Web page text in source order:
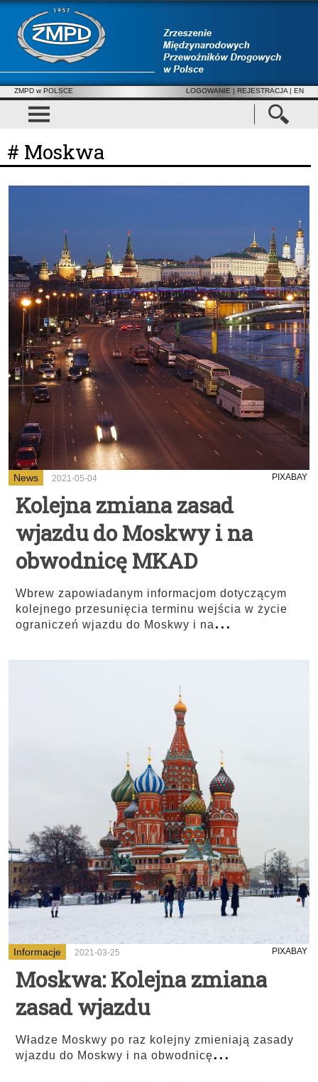
ZMPD w POLSCE LOGOWANIE | REJESTRACJA | EN
# Moskwa
News 2021-05-04 PIXABAY
Kolejna zmiana zasad
wjazdu do Moskwy i na
obwodnicę MKAD
Wbrew zapowiadanym informacjom dotyczącym
kolejnego przesunięcia terminu wejścia w życie
ograniczeń wjazdu do Moskwy i na...
Informacje 2021-03-25 PIXABAY
Moskwa: Kolejna zmiana
zasad wjazdu
Władze Moskwy po raz kolejny zmieniają zasady
wjazdu do Moskwy i na obwodnicę...